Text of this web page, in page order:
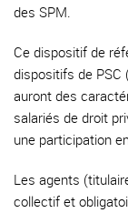
des SPM.
Ce dispositif de
dispositifs de PSC
auront des
salariés de droit
une participation
Les agents
collectif et